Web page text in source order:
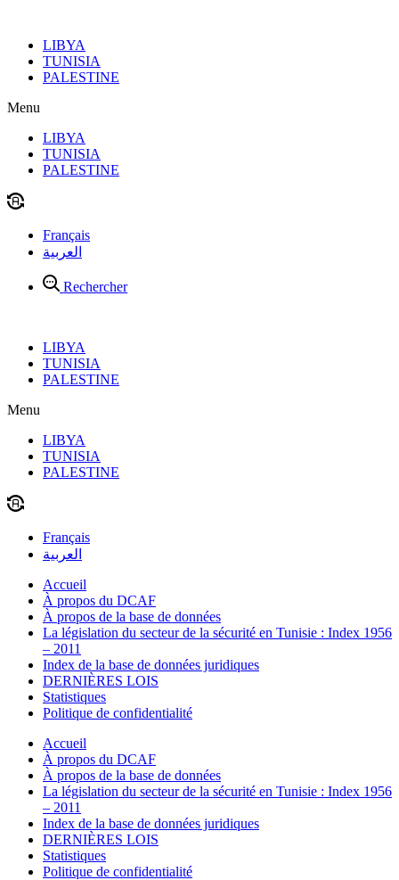
contenuLIBYA
TUNISIA
PALESTINE
Menu
LIBYA
TUNISIA
PALESTINE
Français
العربية
Rechercher
LIBYA
TUNISIA
PALESTINE
Menu
LIBYA
TUNISIA
PALESTINE
Français
العربية
Accueil
À propos du DCAF
À propos de la base de données
La législation du secteur de la sécurité en Tunisie : Index 1956
– 2011
Index de la base de données juridiques
DERNIÈRES LOIS
Statistiques
Politique de confidentialité
Accueil
À propos du DCAF
À propos de la base de données
La législation du secteur de la sécurité en Tunisie : Index 1956
– 2011
Index de la base de données juridiques
DERNIÈRES LOIS
Statistiques
Politique de confidentialité